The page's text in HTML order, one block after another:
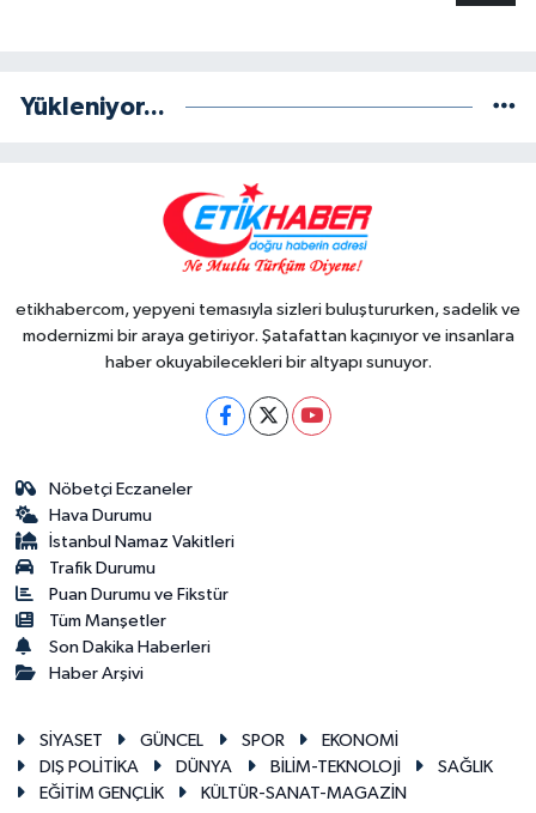
Yükleniyor...
etikhabercom, yepyeni temasıyla sizleri buluştururken, sadelik ve
modernizmi bir araya getiriyor. Şatafattan kaçınıyor ve insanlara
haber okuyabilecekleri bir altyapı sunuyor.
Nöbetçi Eczaneler
Hava Durumu
İstanbul Namaz Vakitleri
Trafik Durumu
Puan Durumu ve Fikstür
Tüm Manşetler
Son Dakika Haberleri
Haber Arşivi
SİYASET GÜNCEL SPOR
EKONOMİ
DIŞ POLİTİKA
DÜNYA BİLİM-TEKNOLOJİ
SAĞLIK
EĞİTİM GENÇLİK
KÜLTÜR-SANAT-MAGAZİN